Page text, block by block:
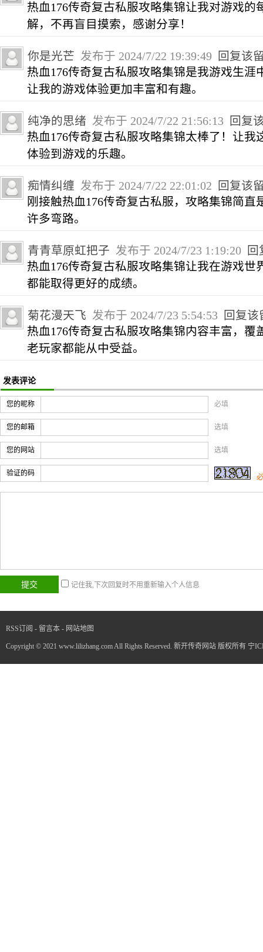
热血176传奇复古私服攻略集锦让我对游戏的
解，不再盲目摸索，感谢分享！
你是光芒 发布于 2024/7/22 19:39:49
回复该
热血176传奇复古私服攻略集锦是我游戏生涯
让我的游戏体验更加丰富和有趣。
纯净的思绪 发布于 2024/7/22 21:56:13
回复
热血176传奇复古私服攻略集锦太棒了！让我
体验到游戏的乐趣。
痴情纠缠 发布于 2024/7/22 22:01:02
回复该
刚接触热血176传奇复古私服，攻略集锦简直
许多弯路。
青青草原虹把子 发布于 2024/7/23 1:19:20 回
热血176传奇复古私服攻略集锦让我在游戏世
都能取得更好的成绩。
菊花漫天飞 发布于 2024/7/23 5:54:53
回复该
热血176传奇复古私服攻略集锦内容丰富，覆
老玩家都能从中受益。
发表评论
您的昵称 必填
您的邮箱 选填
您的网站 选填
验证的码
记住我,下次回复时不用重新输入个人信息
RSS订阅 - 留言本 - 网站地图
Copyright © 2021 www.lilizhang.com All Rights Reserved. 新开传奇网站 版权所有 宁